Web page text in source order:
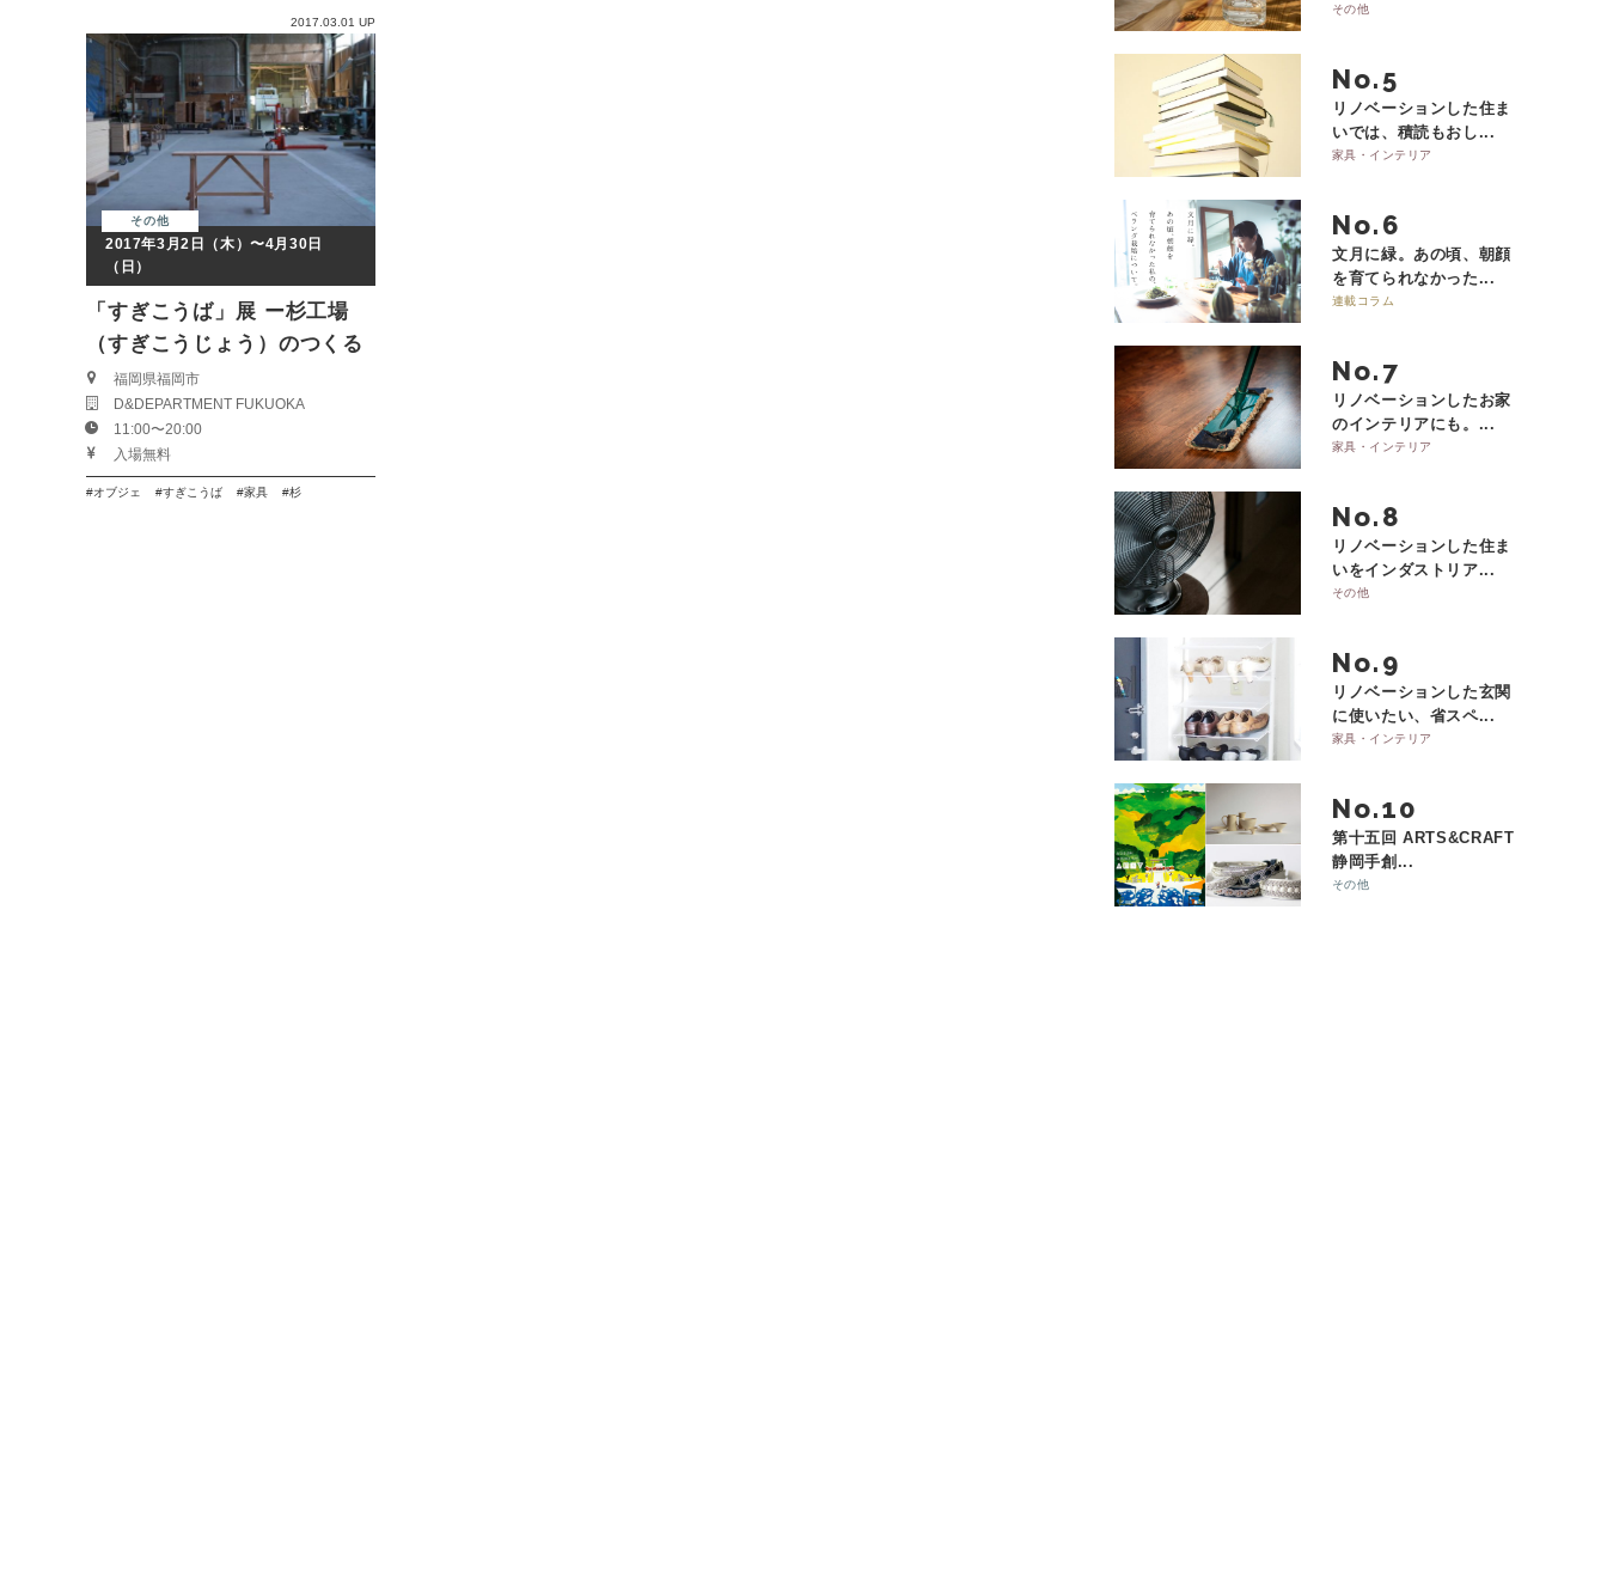
2017.03.01 UP
その他
2017年3月2日（木）〜4月30日
（日）
「すぎこうば」展 ー杉工場
（すぎこうじょう）のつくる
家具ー
福岡県福岡市
D&DEPARTMENT FUKUOKA
11:00〜20:00
入場無料
オブジェ すぎこうば 家具 杉
その他
No.
リノベーションした住ま
いでは、積読もおし...
家具・インテリア
No.
文月に緑。あの頃、朝顔
を育てられなかった...
連載コラム
No.
リノベーションしたお家
のインテリアにも。...
家具・インテリア
No.
リノベーションした住ま
いをインダストリア...
その他
No.
リノベーションした玄関
に使いたい、省スペ...
家具・インテリア
No.
第十五回 ARTS&CRAFT
静岡手創...
その他